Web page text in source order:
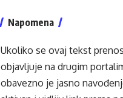
Napomena
Ukoliko se ovaj tekst
objavljuje na drugim
obavezno je jasno